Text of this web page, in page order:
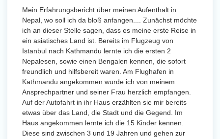
Mein Erfahrungsbericht über meinen Aufenthalt in
Nepal, wo soll ich da bloß anfangen.... Zunächst möchte
ich an dieser Stelle sagen, dass es meine erste Reise in
ein asiatisches Land ist. Bereits im Flugzeug von
Istanbul nach Kathmandu lernte ich die ersten 2
Nepalesen, sowie einen Bengalen kennen, die sofort
freundlich und hilfsbereit waren. Am Flughafen in
Kathmandu angekommen wurde ich von meinem
Ansprechpartner und seiner Frau herzlich empfangen.
Auf der Autofahrt in ihr Haus erzählten sie mir bereits
etwas über das Land, die Stadt und die Gegend. Im
Haus angekommen lernte ich die 15 Kinder kennen.
Diese sind zwischen 3 und 19 Jahren und gehen zur